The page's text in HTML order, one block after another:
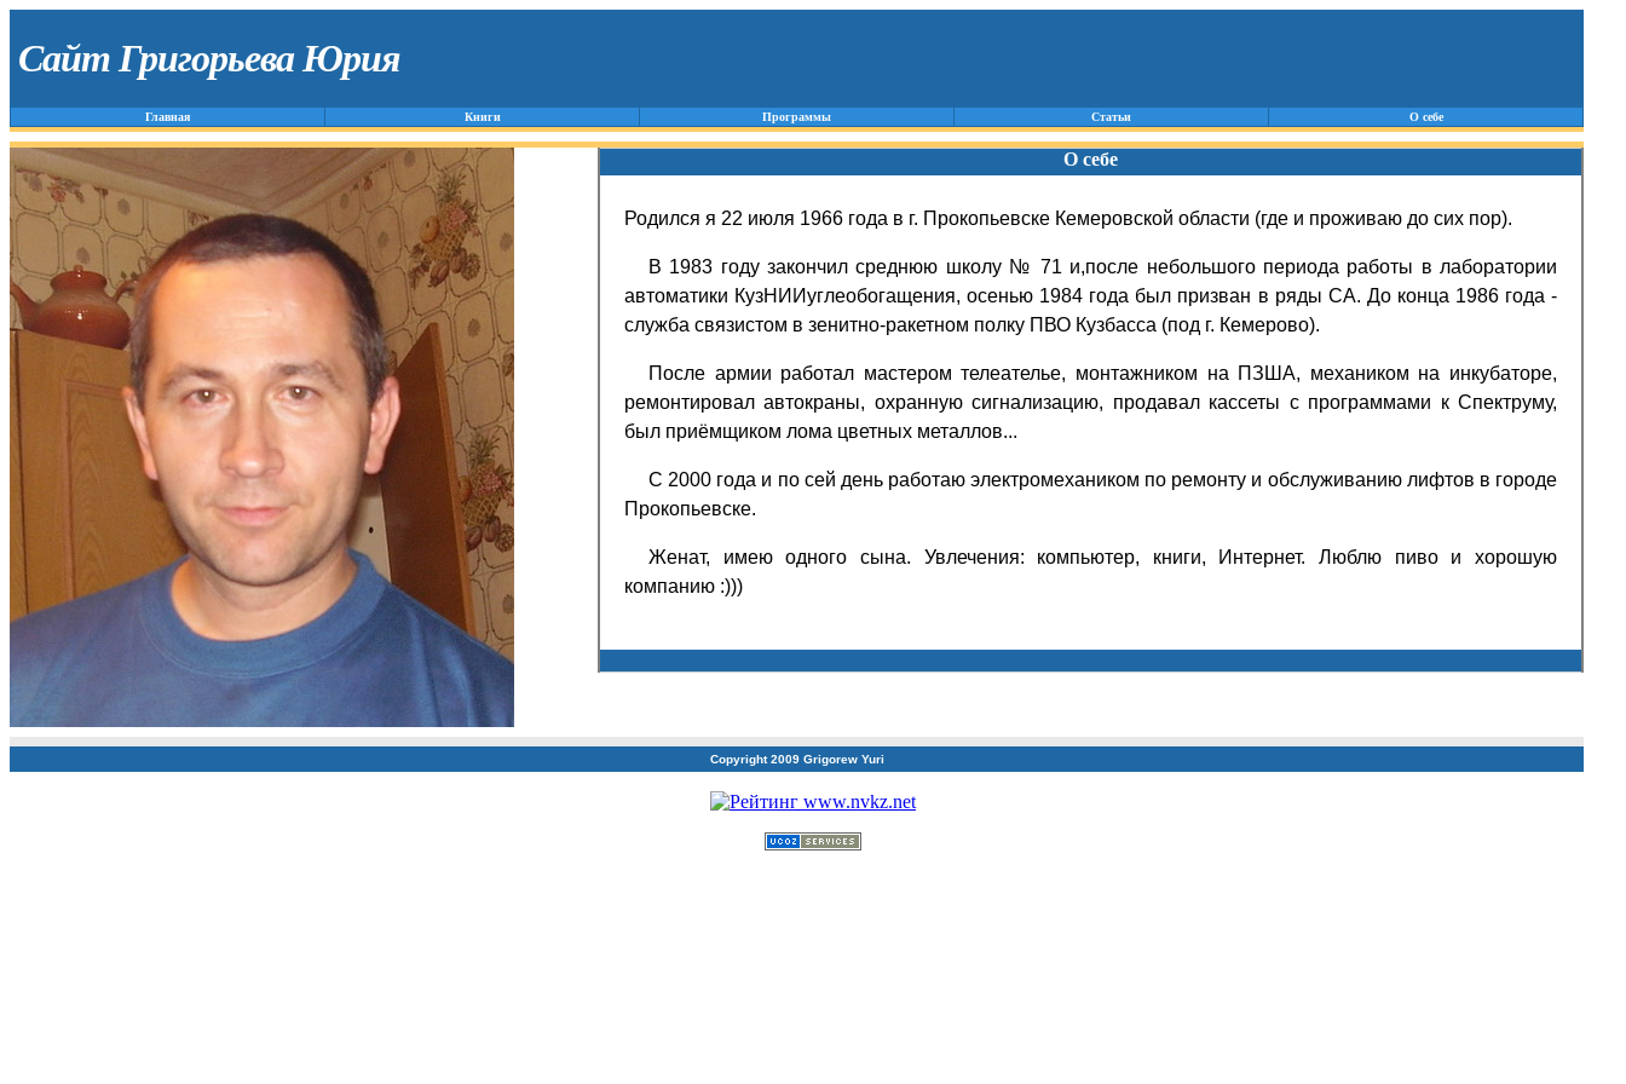
Сайт Григорьева Юрия
Главная Книги Программы Статьи О себе
О себе
Родился я 22 июля 1966 года в г. Прокопьевске Кемеровской области (где и проживаю до сих пор).
В 1983 году закончил среднюю школу № 71 и,после небольшого периода работы в лаборатории
автоматики КузНИИуглеобогащения, осенью 1984 года был призван в ряды СА. До конца 1986 года -
служба связистом в зенитно-ракетном полку ПВО Кузбасса (под г. Кемерово).
После армии работал мастером телеателье, монтажником на ПЗША, механиком на инкубаторе,
ремонтировал автокраны, охранную сигнализацию, продавал кассеты с программами к Спектруму,
был приёмщиком лома цветных металлов...
С 2000 года и по сей день работаю электромехаником по ремонту и обслуживанию лифтов в городе
Прокопьевске.
Женат, имею одного сына. Увлечения: компьютер, книги, Интернет. Люблю пиво и хорошую
компанию :)))
Copyright 2009 Grigorew Yuri